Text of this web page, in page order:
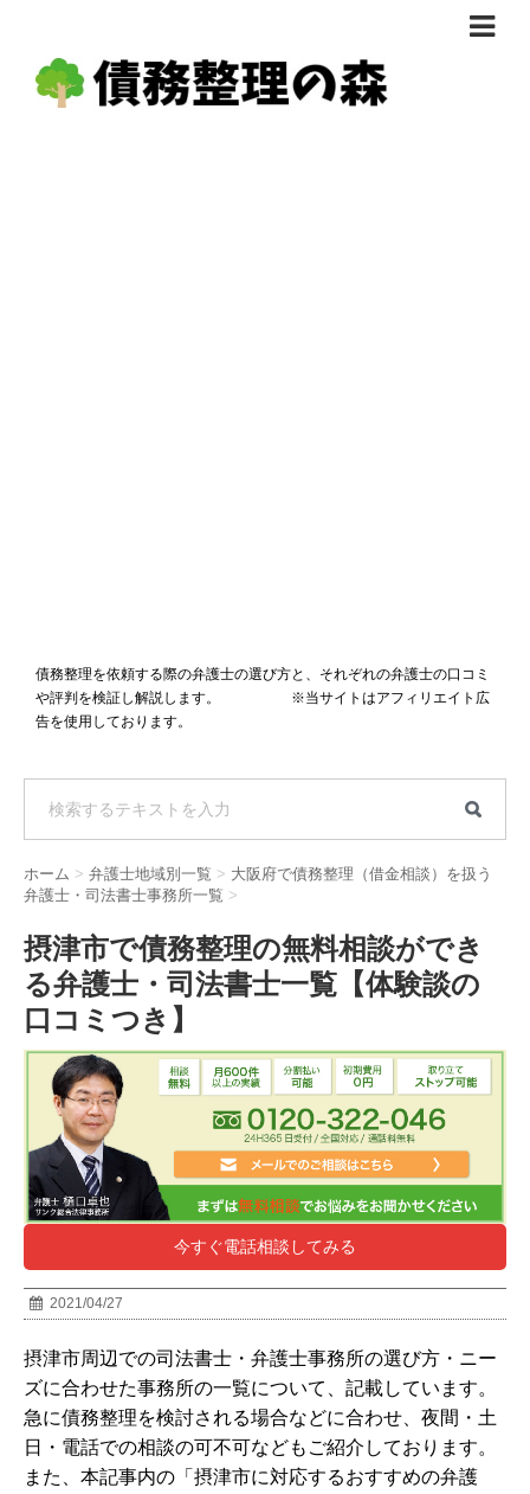
債務整理体験談
債務整理を依頼する際の弁護士の選び方と、それぞれの弁護士の口コミ
や評判を検証し解説します。 ※当サイトはアフィリエイト広
告を使用しております。
ホーム > 弁護士地域別一覧 > 大阪府で債務整理（借金相談）を扱う
弁護士・司法書士事務所一覧 >
摂津市で債務整理の無料相談ができ
る弁護士・司法書士一覧【体験談の
口コミつき】
今すぐ電話相談してみる
2021/04/27
摂津市周辺での司法書士・弁護士事務所の選び方・ニー
ズに合わせた事務所の一覧について、記載しています。
急に債務整理を検討される場合などに合わせ、夜間・土
日・電話での相談の可不可などもご紹介しております。
また、本記事内の「 摂津市に対応するおすすめの弁護